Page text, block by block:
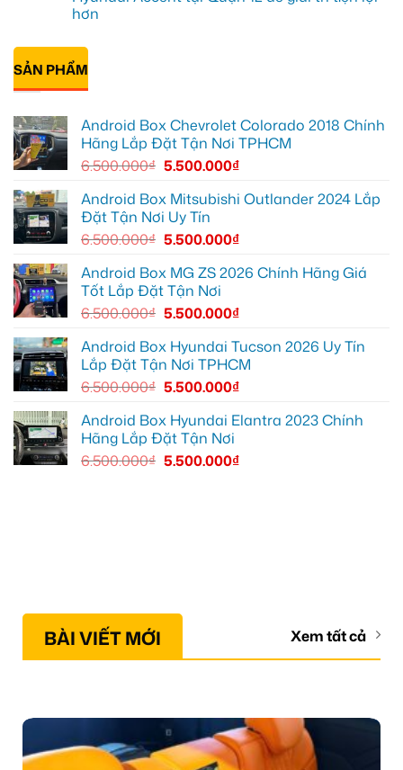
tiện
lợi
để
zin
thành
thông
box
EX2
tại
Quận
zin
thành
Smart
Anh
màn
hình
Android
Quận
Thủ
Đức
Toyota
hơn
có
luận
ở
Anh
màn
hình
android
oto
cho
Accent
tại
Quận
để
tiện
lợi
hơn
SẢN PHẨM
Android Box Chevrolet Colorado 2018 Chính
Hãng Lắp Đặt Tận Nơi TPHCM
6.500.000₫ 5.500.000₫
Android Box Mitsubishi Outlander 2024 Lắp
Đặt Tận Nơi Uy Tín
6.500.000₫ 5.500.000₫
Android Box MG ZS 2026 Chính Hãng Giá
Tốt Lắp Đặt Tận Nơi
6.500.000₫ 5.500.000₫
Android Box Hyundai Tucson 2026 Uy Tín
Lắp Đặt Tận Nơi TPHCM
6.500.000₫ 5.500.000₫
Android Box Hyundai Elantra 2023 Chính
Hãng Lắp Đặt Tận Nơi
6.500.000₫ 5.500.000₫
BÀI VIẾT MỚI Xem tất cả